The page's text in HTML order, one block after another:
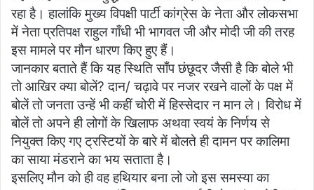
रहा है। हालांकि मुख्य विपक्षी पार्टी कांग्रेस के नेता और लोकसभा
में नेता प्रतिपक्ष राहुल गाँधी भी भागवत जी और मोदी जी की तरह
इस मामले पर मौन धारण किए हुए हैं।
जानकार बताते हैं कि यह स्थिति साँप छंछूदर जैसी है कि बोले भी
तो आखिर क्या बोलें? दान/ चढ़ावे पर नजर रखने वालों के पक्ष में
बोलें तो जनता उन्हें भी कहीं चोरी में हिस्सेदार न मान ले। विरोध में
बोलें तो अपने ही लोगों के खिलाफ अथवा स्वयं के निर्णय से
नियुक्त किए गए ट्रस्टियों के बारे में बोलते ही दामन पर कालिमा
का साया मंडराने का भय सताता है।
इसलिए मौन को ही वह हथियार बना लो जो इस समस्या का